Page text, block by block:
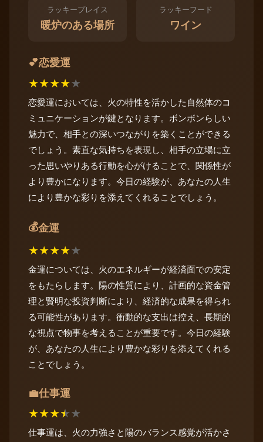
ラッキープレイス
暖炉のある場所
ラッキーフード
ワイン
💕恋愛運
★★★★★
恋愛運においては、火の特性を活かした自然体のコ
ミュニケーションが鍵となります。ボンボンらしい
魅力で、相手との深いつながりを築くことができる
でしょう。素直な気持ちを表現し、相手の立場に立
った思いやりある行動を心がけることで、関係性が
より豊かになります。今日の経験が、あなたの人生
により豊かな彩りを添えてくれることでしょう。
💰金運
★★★★★
金運については、火のエネルギーが経済面での安定
をもたらします。陽の性質により、計画的な資金管
理と賢明な投資判断により、経済的な成果を得られ
る可能性があります。衝動的な支出は控え、長期的
な視点で物事を考えることが重要です。今日の経験
が、あなたの人生により豊かな彩りを添えてくれる
ことでしょう。
💼仕事運
★★★★★
仕事運は、火の力強さと陽のバランス感覚が活かさ